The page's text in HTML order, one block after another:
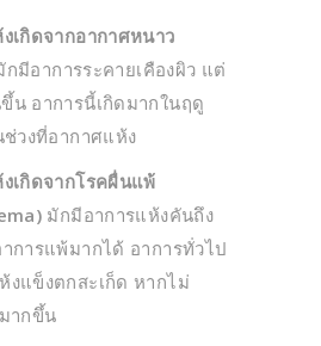
ากอากาศหนาว
มีอาการระคายเคืองผิว แต่
น อาการนี้เกิดมากในฤดู
ช่วงที่อากาศแห้ง
ากโรคผื่นแพ้
มักมีอาการแห้งคันถึง
การแพ้มากได้ อาการทั่วไป
งแข็งตกสะเก็ด หากไม่
ากขึ้น